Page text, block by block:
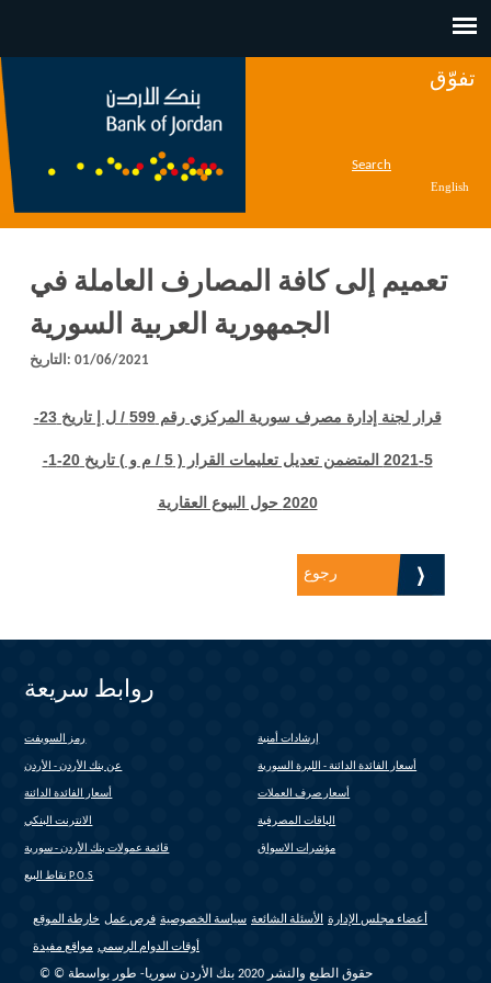
تفوّق
Search
English
تعميم إلى كافة المصارف العاملة في
الجمهورية العربية السورية
التاريخ: 01/06/2021
قرار لجنة إدارة مصرف سورية المركزي رقم 599 / ل إ تاريخ 23-
5-2021 المتضمن تعديل تعليمات القرار ( 5 / م و ) تاريخ 20-1-
2020 حول البيوع العقارية
رجوع
روابط سريعة
رمز السويفت إرشادات أمنية
عن بنك الأردن - الأردن أسعار الفائدة الدائنة - الليرة السورية
أسعار الفائدة الدائنة أسعار صرف العملات
الانترنت البنكي الباقات المصرفية
قائمة عمولات بنك الأردن - سورية مؤشرات الاسواق
نقاط البيع P.O.S
خارطة الموقع فرص عمل سياسة الخصوصية الأسئلة الشائعة أعضاء مجلس الإدارة
مواقع مفيدة أوقات الدوام الرسمي
© © حقوق الطبع والنشر 2020 بنك الأردن سوريا- طور بواسطة